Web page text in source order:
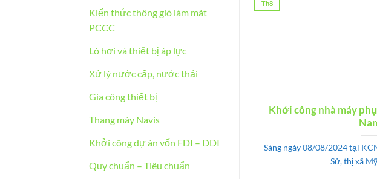
Kiến thức thông gió làm mát
PCCC
Lò hơi và thiết bị áp lực
Xử lý nước cấp, nước thải
Gia công thiết bị
Thang máy Navis
Khởi công dự án vốn FDI – DDI
Quy chuẩn – Tiêu chuẩn
Khởi công nhà máy
Sáng ngày 08/08/2024 tại
Sử, thị xã
Th8